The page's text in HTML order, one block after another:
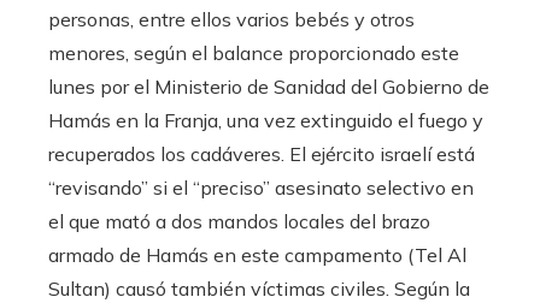
personas, entre ellos varios bebés y otros
menores, según el balance proporcionado este
lunes por el Ministerio de Sanidad del Gobierno de
Hamás en la Franja, una vez extinguido el fuego y
recuperados los cadáveres. El ejército israelí está
“revisando” si el “preciso” asesinato selectivo en
el que mató a dos mandos locales del brazo
armado de Hamás en este campamento (Tel Al
Sultan) causó también víctimas civiles. Según la